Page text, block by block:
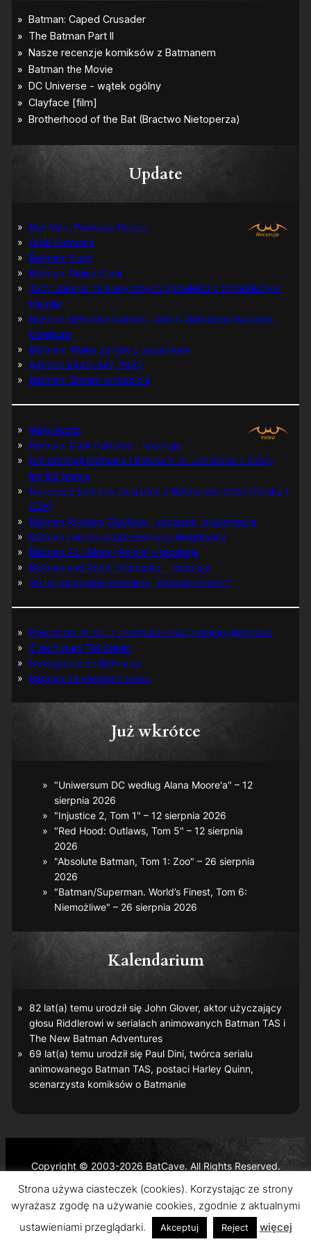
Update
Bat-Man: Pierwszy Rycerz
Grób Batmana
Batman: Hush
Batman: Wojna Cieni
Tuzy Jokera: 13 klasycznych opowieści o zbrodniczym
klaunie
Batman Detective Comics, Tom 1: Gothamski Nokturn:
Uwertura
Batman: Wojna żartów z zagadkami
Batman #445-447, #480
Batman: Śmierć w rodzinie
Wątpliwość
Batman: Dark Patterns – recenzja
Nie prześpij Batmana i Robina P. K. Johnsona + zimny
jak lód bonus
Najlepsze komiksy związane z Batmanem 2025 (Polska i
USA)
Batman Arkham: Clayface – recenzja, prezentacja
Batman i ukryty skarb Berniego Wrightsona
Batman: Full Moon (Pełnia) – recenzja
Batman and Robin: Memento – recenzja
30 lat od polskiej premiery „Batman Forever”
Powrót do lat 60. z okazji 60-lecia premiery Batmana
Z archiwum TM-Semic
Nawiązania do Batmana
Batman na kasetach video
Już wkrótce
"Uniwersum DC według Alana Moore'a" – 12
sierpnia 2026
"Injustice 2, Tom 1" – 12 sierpnia 2026
"Red Hood: Outlaws, Tom 5" – 12 sierpnia
2026
"Absolute Batman, Tom 1: Zoo" – 26 sierpnia
2026
"Batman/Superman. World’s Finest, Tom 6:
Niemożliwe" – 26 sierpnia 2026
Kalendarium
82 lat(a) temu urodził się John Glover, aktor użyczający
głosu Riddlerowi w serialach animowanych Batman TAS i
The New Batman Adventures
69 lat(a) temu urodził się Paul Dini, twórca serialu
animowanego Batman TAS, postaci Harley Quinn,
scenarzysta komiksów o Batmanie
Copyright © 2003-2026 BatCave. All Rights Reserved.
Batman and all related characters and elements are the
trademarks of © DC Comics and Warner Bros. Entertainment
Inc.
Strona używa ciasteczek (cookies). Korzystając ze strony
wyrażasz zgodę na używanie cookies, zgodnie z aktualnymi
ustawieniami przeglądarki.
Akceptuj Reject więcej